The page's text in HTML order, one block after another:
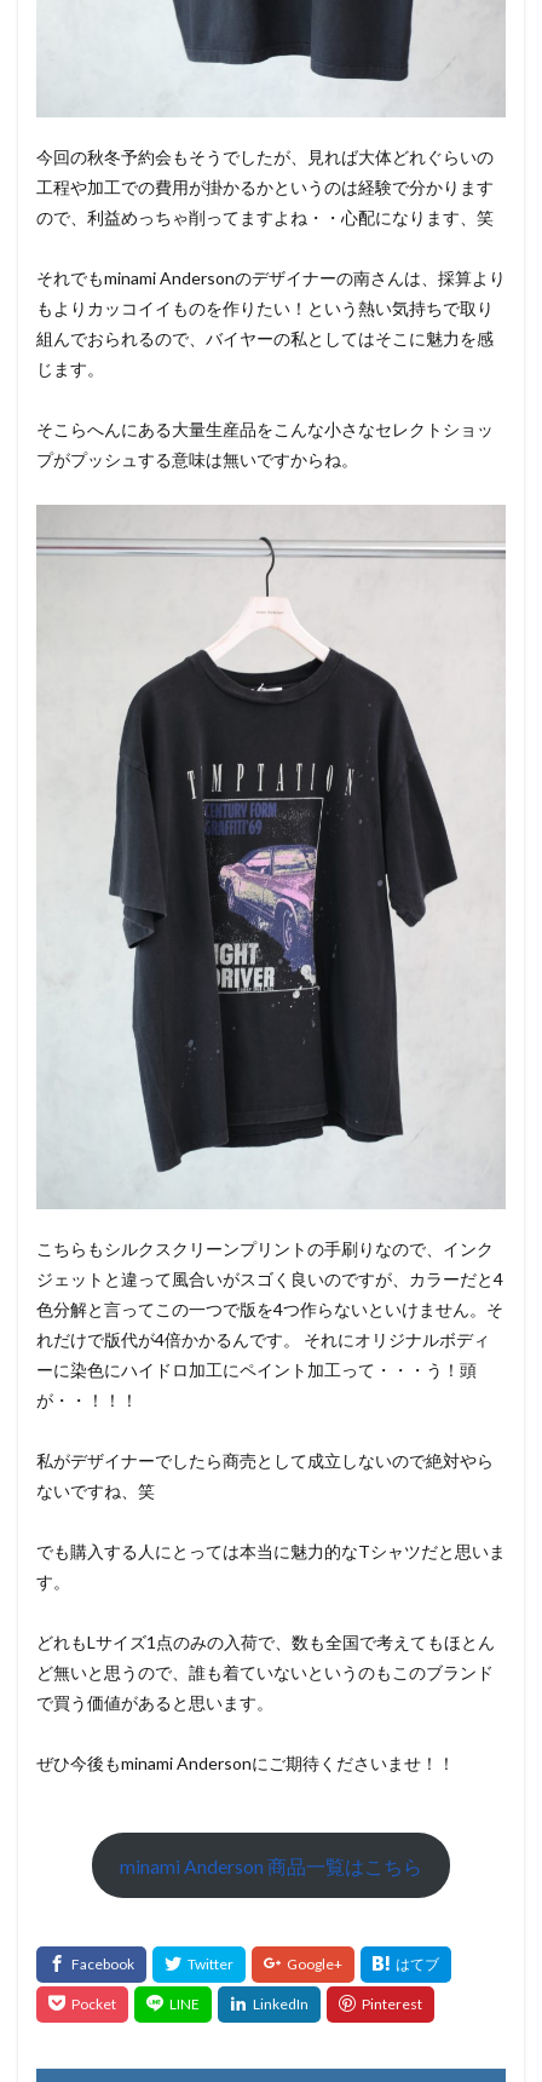
今回の秋冬予約会もそうでしたが、見れば大体どれぐらいの
工程や加工での費用が掛かるかというのは経験で分かります
ので、利益めっちゃ削ってますよね・・心配になります、笑
それでもminami Andersonのデザイナーの南さんは、採算より
もよりカッコイイものを作りたい！という熱い気持ちで取り
組んでおられるので、バイヤーの私としてはそこに魅力を感
じます。
そこらへんにある大量生産品をこんな小さなセレクトショッ
プがプッシュする意味は無いですからね。
こちらもシルクスクリーンプリントの手刷りなので、インク
ジェットと違って風合いがスゴく良いのですが、カラーだと4
色分解と言ってこの一つで版を4つ作らないといけません。そ
れだけで版代が4倍かかるんです。 それにオリジナルボディ
ーに染色にハイドロ加工にペイント加工って・・・う！頭
が・・！！！
私がデザイナーでしたら商売として成立しないので絶対やら
ないですね、笑
でも購入する人にとっては本当に魅力的なTシャツだと思いま
す。
どれもLサイズ1点のみの入荷で、数も全国で考えてもほとん
ど無いと思うので、誰も着ていないというのもこのブランド
で買う価値があると思います。
ぜひ今後もminami Andersonにご期待くださいませ！！
minami Anderson 商品一覧はこちら